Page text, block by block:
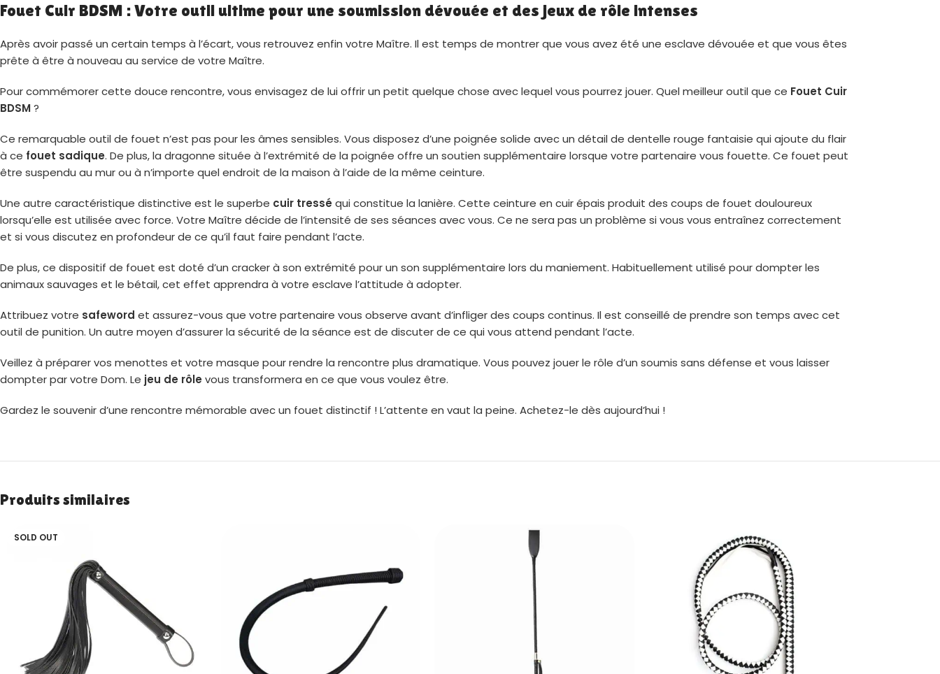
Fouet Cuir BDSM : Votre outil ultime pour une soumission dévouée et des jeux de rôle intenses
Après avoir passé un certain temps à l’écart, vous retrouvez enfin votre Maître. Il est temps de montrer que vous avez été une esclave dévouée et que vous êtes
prête à être à nouveau au service de votre Maître.
Pour commémorer cette douce rencontre, vous envisagez de lui offrir un petit quelque chose avec lequel vous pourrez jouer. Quel meilleur outil que ce Fouet Cuir
BDSM?
Ce remarquable outil de fouet n’est pas pour les âmes sensibles. Vous disposez d’une poignée solide avec un détail de dentelle rouge fantaisie qui ajoute du flair
à ce fouet sadique. De plus, la dragonne située à l’extrémité de la poignée offre un soutien supplémentaire lorsque votre partenaire vous fouette. Ce fouet peut
être suspendu au mur ou à n’importe quel endroit de la maison à l’aide de la même ceinture.
Une autre caractéristique distinctive est le superbe cuir tressé qui constitue la lanière. Cette ceinture en cuir épais produit des coups de fouet douloureux
lorsqu’elle est utilisée avec force. Votre Maître décide de l’intensité de ses séances avec vous. Ce ne sera pas un problème si vous vous entraînez correctement
et si vous discutez en profondeur de ce qu’il faut faire pendant l’acte.
De plus, ce dispositif de fouet est doté d’un cracker à son extrémité pour un son supplémentaire lors du maniement. Habituellement utilisé pour dompter les
animaux sauvages et le bétail, cet effet apprendra à votre esclave l’attitude à adopter.
Attribuez votre safeword et assurez-vous que votre partenaire vous observe avant d’infliger des coups continus. Il est conseillé de prendre son temps avec cet
outil de punition. Un autre moyen d’assurer la sécurité de la séance est de discuter de ce qui vous attend pendant l’acte.
Veillez à préparer vos menottes et votre masque pour rendre la rencontre plus dramatique. Vous pouvez jouer le rôle d’un soumis sans défense et vous laisser
dompter par votre Dom. Le jeu de rôle vous transformera en ce que vous voulez être.
Gardez le souvenir d’une rencontre mémorable avec un fouet distinctif ! L’attente en vaut la peine. Achetez-le dès aujourd’hui !
Produits similaires
SOLD OUT